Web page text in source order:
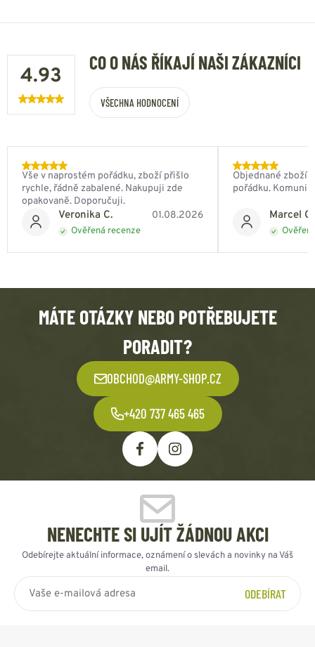
4.93
CO O NÁS ŘÍKAJÍ NAŠI ZÁKAZNÍCI
VŠECHNA HODNOCENÍ
Veronika C. 01.08.2026
Ověřená recenze
Vše v naprostém pořádku, zboží přišlo
rychle, řádně zabalené. Nakupuji zde
opakovaně. Doporučuji.
Marcel
Objednané zboží
pořádku.
MÁTE OTÁZKY NEBO POTŘEBUJETE
PORADIT?
OBCHOD@ARMY-SHOP.CZ
+420 737 465 465
NENECHTE SI UJÍT ŽÁDNOU AKCI
Odebírejte aktuální informace, oznámení o slevách a novinky na Váš
email.
ODEBÍRAT